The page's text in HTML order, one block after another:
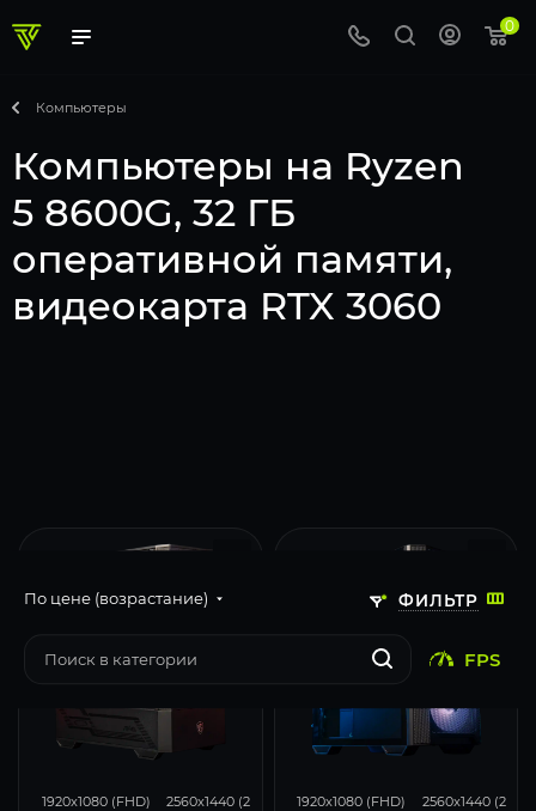
0
Компьютеры
Компьютеры на Ryzen
5 8600G, 32 ГБ
оперативной памяти,
видеокарта RTX 3060
ФИЛЬТР
По цене (возрастание)
FPS
1920x1080 (FHD) 2560x1440 (2K) 3840x2160 (4K)
1920x1080 (FHD) 2560x1440 (2K)